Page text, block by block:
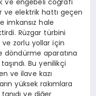
ve engebeli coğrafi
ve elektrik hattı geçen
imkansız hale
Rüzgar türbini
ve zorlu yollar için
döndürme aparatına
Bu yenilikçi
ve ilave kazı
yüksek rakımlara